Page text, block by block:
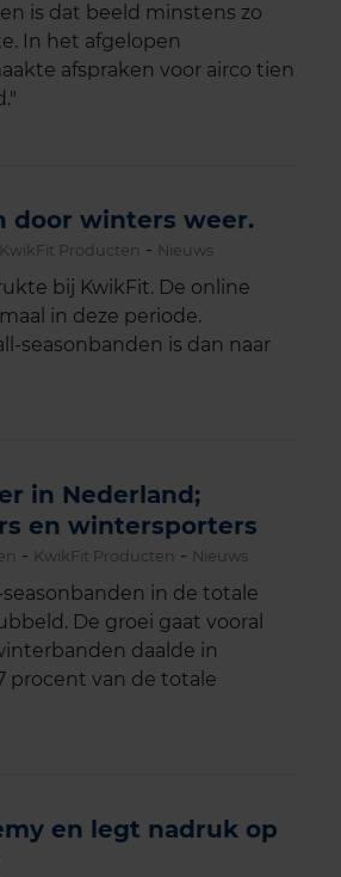
is dat beeld minstens zo
In het afgelopen
afspraken voor airco tien
door winters weer.
KwikFit Producten - Nieuws
bij KwikFit. De online
in deze periode.
seasonbanden is dan naar
in Nederland;
en wintersporters
- KwikFit Producten - Nieuws
seasonbanden in de totale
De groei gaat vooral
daalde in
procent van de totale
en legt nadruk op